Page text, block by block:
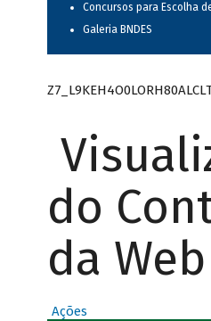
Concursos para Escolha
Galeria BNDES
do
da Web
Ações